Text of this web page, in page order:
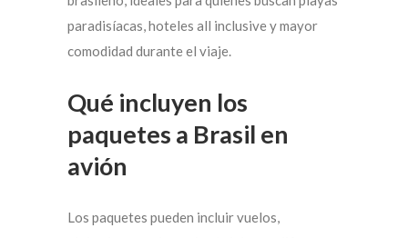
paradisíacas, hoteles all inclusive y mayor
comodidad durante el viaje.
Qué incluyen los
paquetes a Brasil en
avión
Los paquetes pueden incluir vuelos,